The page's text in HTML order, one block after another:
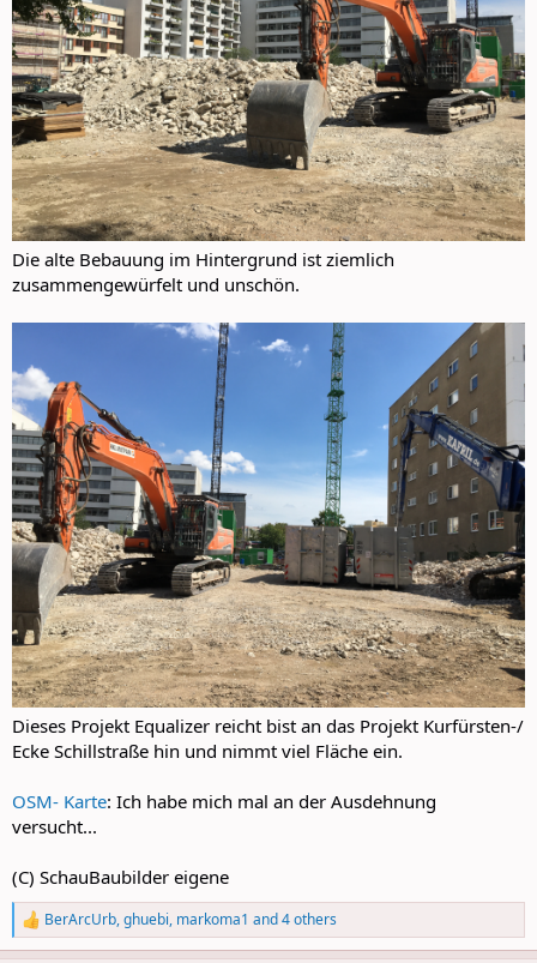
Die alte Bebauung im Hintergrund ist ziemlich
zusammengewürfelt und unschön.
Dieses Projekt Equalizer reicht bist an das Projekt Kurfürsten-/
Ecke Schillstraße hin und nimmt viel Fläche ein.
OSM- Karte: Ich habe mich mal an der Ausdehnung
versucht...
(C) SchauBaubilder eigene
R
e
BerArcUrb,ghuebi, markoma1 and 4 others